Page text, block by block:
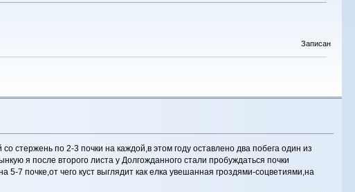
Записан
по 2-3 почки на каждой,в этом году оставлено два побега один из
я после второго листа у Долгожданного стали пробуждаться почки
7 почке,от чего куст выглядит как елка увешанная гроздями-соцветиями,на